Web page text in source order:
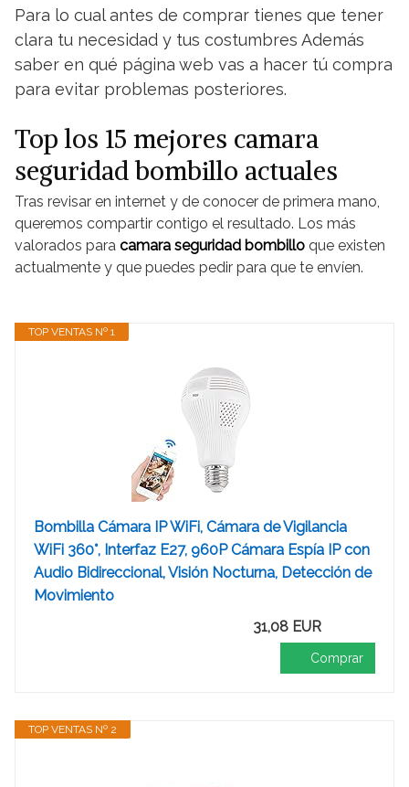
Para lo cual antes de comprar tienes que tener
clara tu necesidad y tus costumbres Además
saber en qué página web vas a hacer tú compra
para evitar problemas posteriores.
Top los 15 mejores camara
seguridad bombillo actuales
Tras revisar en internet y de conocer de primera mano,
queremos compartir contigo el resultado. Los más
valorados para camara seguridad bombillo que existen
actualmente y que puedes pedir para que te envíen.
TOP VENTAS Nº 1
Bombilla Cámara IP WiFi, Cámara de Vigilancia
WiFi 360°, Interfaz E27, 960P Cámara Espía IP con
Audio Bidireccional, Visión Nocturna, Detección de
Movimiento
31,08 EUR
Comprar
TOP VENTAS Nº 2